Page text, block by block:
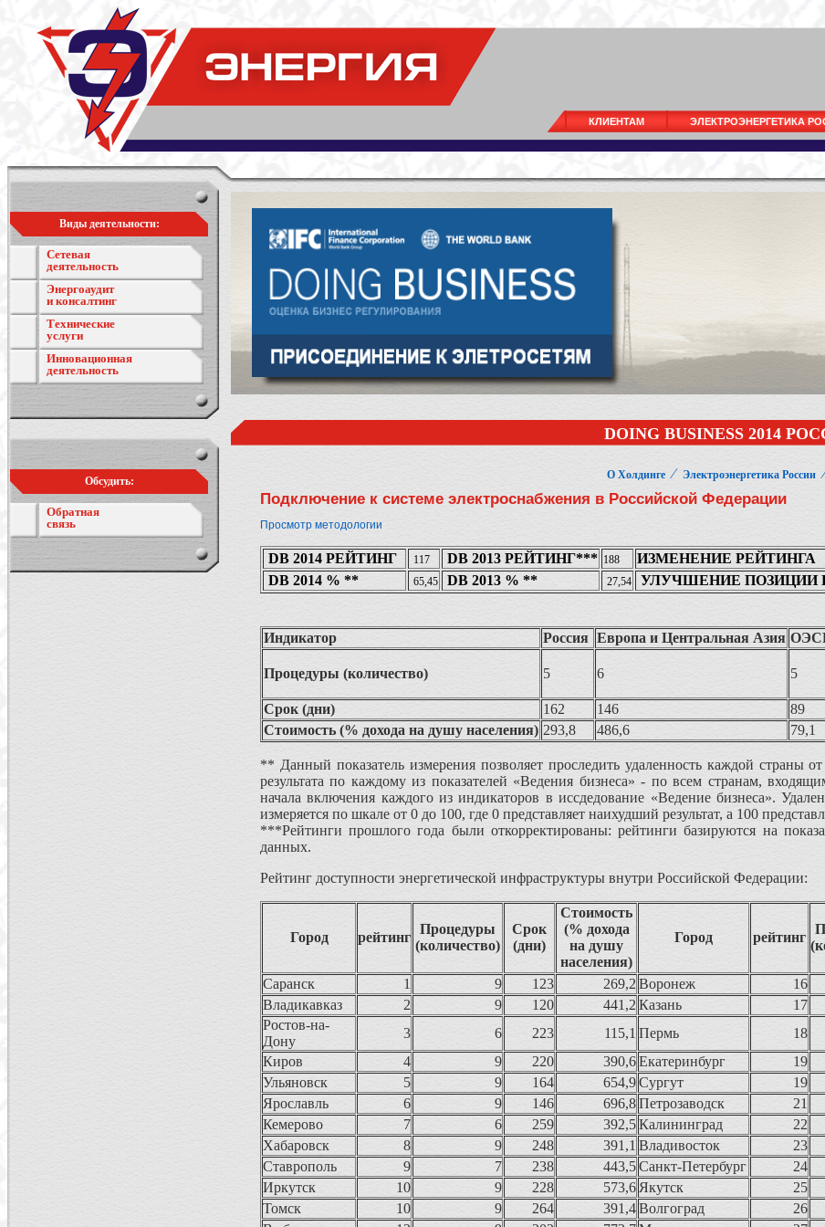
КЛИЕНТАМ ЭЛЕКТРОЭНЕРГЕТИКА
Виды деятельности:
Сетевая
деятельность
Энергоаудит
и консалтинг
Технические
услуги
Инновационная
деятельность
Обсудить:
Обратная
связь
DOING BUSINESS 2014
О Холдинге ⁄ Электроэнергетика России
Подключение к системе электроснабжения в Российской Федерации
Просмотр методологии
DB 2014 РЕЙТИНГ 117 DB 2013 РЕЙТИНГ*** 188 ИЗМЕНЕНИЕ РЕЙТИНГА
DB 2014 % ** 65,45 DB 2013 % ** 27,54 УЛУЧШЕНИЕ
Индикатор Россия Европа и Центральная Азия
Процедуры (количество) 5 6 5
Срок (дни) 162 146
89
Стоимость (% дохода на душу населения) 293,8 486,6 79,1
** Данный показатель измерения позволяет проследить удаленность каждой страны
результата по каждому из показателей «Ведения бизнеса» - по всем странам,
начала включения каждого из индикаторов в иссдедование «Ведение бизнеса».
измеряется по шкале от 0 до 100, где 0 представляет наихудший результат, а 100
***Рейтинги прошлого года были откорректированы: рейтинги базируются на
данных.
Рейтинг доступности энергетической инфраструктуры внутри Российской Федерации:
Город рейтинг
Процедуры
(количество)
Срок
(дни)
Стоимость
(% дохода
на душу
населения)
Город рейтинг
Саранск
1 9 123 269,2 Воронеж 16
Владикавказ
2 9 120 441,2 Казань 17
Ростов-на-
Дону
3 6 223 115,1 Пермь 18
Киров
4 9 220 390,6Екатеринбург 19
Ульяновск
5 9 164 654,9Сургут 19
Ярославль
6 9 146 696,8Петрозаводск 21
Кемерово
7 6 259 392,5Калининград 22
Хабаровск
8 9 248 391,1 Владивосток 23
Ставрополь
9 7 238 443,5Санкт-Петербург 24
Иркутск
10 9 228 573,6 Якутск 25
Томск
10 9 264 391,4Волгоград 26